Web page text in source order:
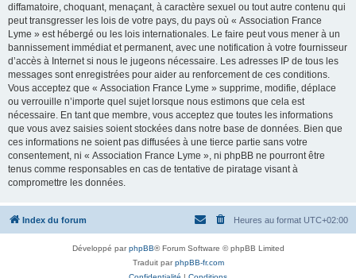
diffamatoire, choquant, menaçant, à caractère sexuel ou tout autre contenu qui
peut transgresser les lois de votre pays, du pays où « Association France
Lyme » est hébergé ou les lois internationales. Le faire peut vous mener à un
bannissement immédiat et permanent, avec une notification à votre fournisseur
d’accès à Internet si nous le jugeons nécessaire. Les adresses IP de tous les
messages sont enregistrées pour aider au renforcement de ces conditions.
Vous acceptez que « Association France Lyme » supprime, modifie, déplace
ou verrouille n’importe quel sujet lorsque nous estimons que cela est
nécessaire. En tant que membre, vous acceptez que toutes les informations
que vous avez saisies soient stockées dans notre base de données. Bien que
ces informations ne soient pas diffusées à une tierce partie sans votre
consentement, ni « Association France Lyme », ni phpBB ne pourront être
tenus comme responsables en cas de tentative de piratage visant à
compromettre les données.
Index du forum Heures au format UTC+02:00
Développé parphpBB® Forum Software © phpBB Limited
Traduit parphpBB-fr.com